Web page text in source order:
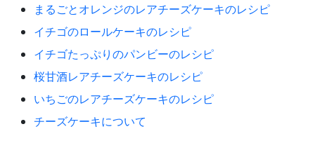
まるごとオレンジのレアチーズケーキのレシピ
イチゴのロールケーキのレシピ
イチゴたっぷりのパンビーのレシピ
桜甘酒レアチーズケーキのレシピ
いちごのレアチーズケーキのレシピ
チーズケーキについて